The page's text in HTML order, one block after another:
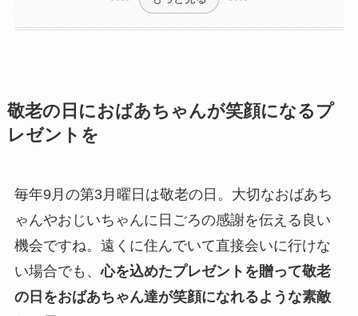
敬老の日におばあちゃんが笑顔になるプ
レゼントを
毎年9月の第3月曜日は敬老の日。大切なおばあち
ゃんやおじいちゃんに日ごろの感謝を伝える良い
機会ですね。遠くに住んでいて直接会いに行けな
い場合でも、心を込めたプレゼントを贈って敬老
の日をおばあちゃん達が笑顔になれるような素敵